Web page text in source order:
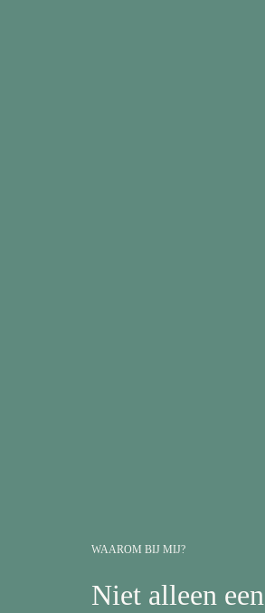
WAAROM BIJ MIJ?
Niet alleen een